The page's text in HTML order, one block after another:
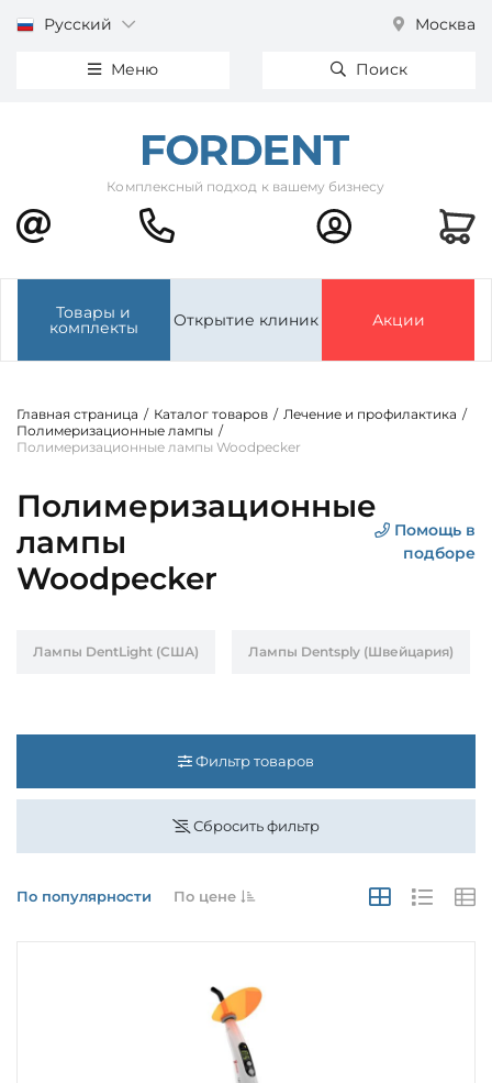
Русский Москва
Меню Поиск
Комплексный подход к вашему бизнесу
Товары и
комплекты Открытие клиник Акции
Главная страница / Каталог товаров / Лечение и профилактика /
Полимеризационные лампы /
Полимеризационные лампы Woodpecker
Полимеризационные
лампы
Woodpecker
Помощь в
подборе
Лампы DentLight (США) Лампы Dentsply (Швейцария)
Фильтр товаров
Сбросить фильтр
По популярности По цене